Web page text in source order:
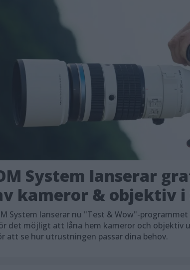
System lanserar
kameror & objektiv i
System lanserar nu "Test & Wow"-programmet
det möjligt att låna hem kameror och objektiv
att se hur utrustningen passar dina behov.